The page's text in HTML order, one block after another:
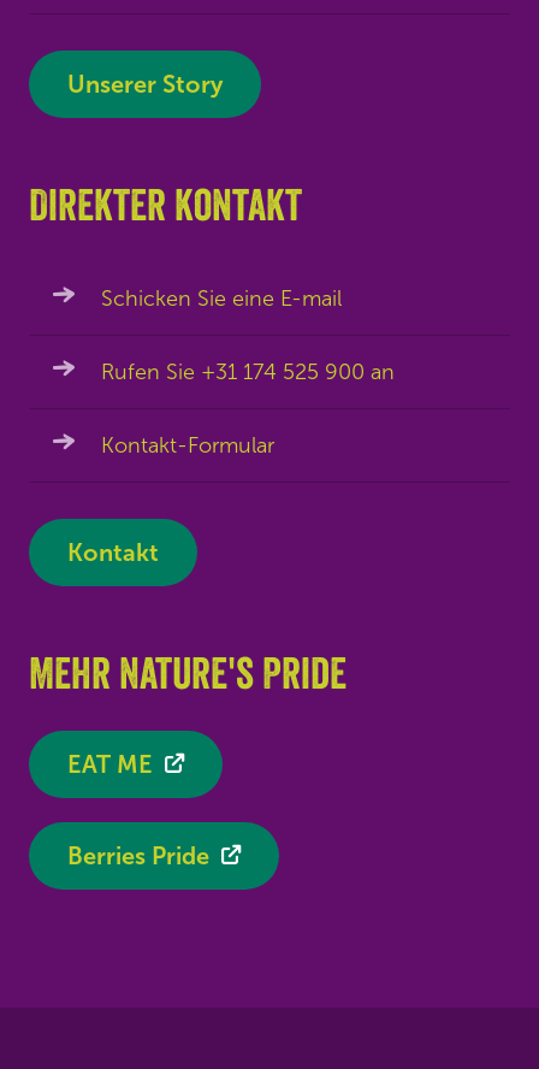
Unserer Story
Direkter kontakt
Schicken Sie eine E-mail
Rufen Sie +31 174 525 900 an
Kontakt-Formular
Kontakt
Mehr Nature's Pride
EAT ME
Berries Pride